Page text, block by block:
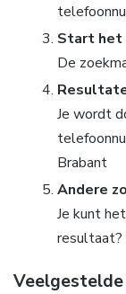
Start het
De
Je wordt
Brabant
Andere
Je kunt
resultaat?
Veelgestelde